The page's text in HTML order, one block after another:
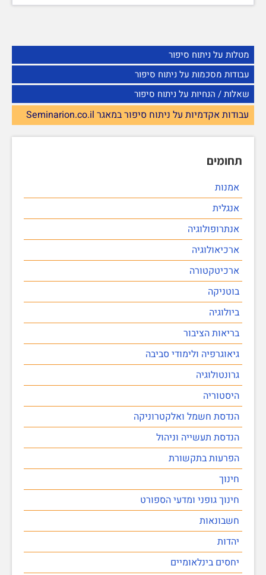
מטלות על ניתוח סיפור
עבודות מסכמות על ניתוח סיפור
שאלות / הנחיות על ניתוח סיפור
עבודות אקדמיות על ניתוח סיפור במאגר Seminarion.co.il
תחומים
אמנות
אנגלית
אנתרופולוגיה
ארכיאולוגיה
ארכיטקטורה
בוטניקה
ביולוגיה
בריאות הציבור
גיאוגרפיה ולימודי סביבה
גרונטולוגיה
היסטוריה
הנדסת חשמל ואלקטרוניקה
הנדסת תעשייה וניהול
הפרעות בתקשורת
חינוך
חינוך גופני ומדעי הספורט
חשבונאות
יהדות
יחסים בינלאומיים